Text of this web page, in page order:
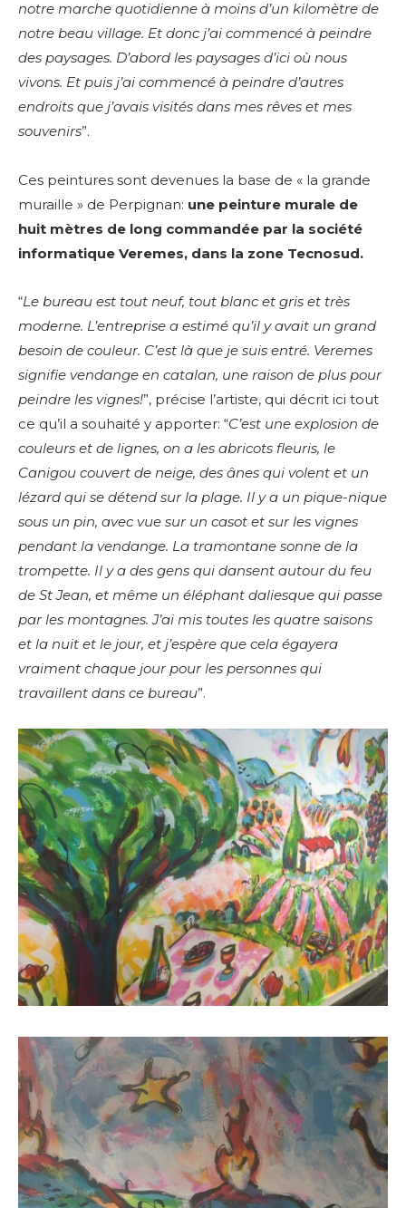
notre marche quotidienne à moins d’un kilomètre de
notre beau village. Et donc j’ai commencé à peindre
des paysages. D’abord les paysages d’ici où nous
vivons. Et puis j’ai commencé à peindre d’autres
endroits que j’avais visités dans mes rêves et mes
souvenirs”.
Ces peintures sont devenues la base de « la grande
muraille » de Perpignan: une peinture murale de
huit mètres de long commandée par la société
informatique Veremes, dans la zone Tecnosud.
“Le bureau est tout neuf, tout blanc et gris et très
moderne. L’entreprise a estimé qu’il y avait un grand
besoin de couleur. C’est là que je suis entré. Veremes
signifie vendange en catalan, une raison de plus pour
peindre les vignes!”, précise l’artiste, qui décrit ici tout
ce qu’il a souhaité y apporter: “C’est une explosion de
couleurs et de lignes, on a les abricots fleuris, le
Canigou couvert de neige, des ânes qui volent et un
lézard qui se détend sur la plage. Il y a un pique-nique
sous un pin, avec vue sur un casot et sur les vignes
pendant la vendange. La tramontane sonne de la
trompette. Il y a des gens qui dansent autour du feu
de St Jean, et même un éléphant daliesque qui passe
par les montagnes. J’ai mis toutes les quatre saisons
et la nuit et le jour, et j’espère que cela égayera
vraiment chaque jour pour les personnes qui
travaillent dans ce bureau”.